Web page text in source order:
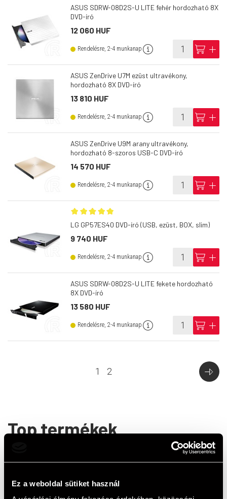
Ez a weboldal sütiket használ
ASUS SDRW-08D2S-U LITE fehér hordozható 8X
DVD-író
12 060 HUF
Rendelésre, 2-4 munkanap info cart add
ASUS ZenDrive U7M ezüst ultravékony,
hordozható 8X DVD-író
13 810 HUF
Rendelésre, 2-4 munkanap info cart add
ASUS ZenDrive U9M arany ultravékony,
hordozható 8-szoros USB-C DVD-író
14 570 HUF
Rendelésre, 2-4 munkanap info cart add
LG GP57ES40 DVD-író (USB, ezüst, BOX, slim)
9 740 HUF
Rendelésre, 2-4 munkanap info cart add
ASUS SDRW-08D2S-U LITE fekete hordozható
8X DVD-író
13 580 HUF
Rendelésre, 2-4 munkanap info cart add
1 2
Top termékek